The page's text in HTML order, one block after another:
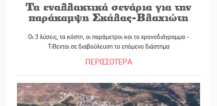
Τα εναλλακτικά σενάρια για την
παράκαμψη Σκάλας-Βλαχιώτη
Οι 3 λύσεις, τα κόστη, οι παράμετροι και το χρονοδιάγραμμα -
Τίθενται σε διαβούλευση το επόμενο διάστημα
ΠΕΡΙΣΣΟΤΕΡΑ